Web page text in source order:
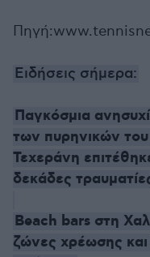
Ειδήσεις σήμερα:
Παγκόσμια
των πυρηνικών
Τεχεράνη
δεκάδες
Beach bars στη
ζώνες χρέωσης